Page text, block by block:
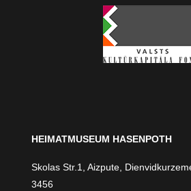
HEIMATMUSEUM HASENPOTH
Skolas Str.1, Aizpute,
3456